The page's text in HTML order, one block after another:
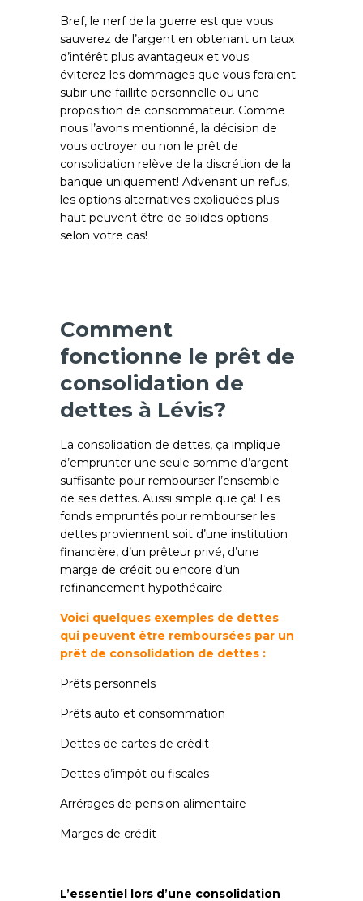
Bref, le nerf de la guerre est que vous
sauverez de l’argent en obtenant un taux
d’intérêt plus avantageux et vous
éviterez les dommages que vous feraient
subir une faillite personnelle ou une
proposition de consommateur. Comme
nous l’avons mentionné, la décision de
vous octroyer ou non le prêt de
consolidation relève de la discrétion de la
banque uniquement! Advenant un refus,
les options alternatives expliquées plus
haut peuvent être de solides options
selon votre cas!
Comment
fonctionne le prêt de
consolidation de
dettes à Lévis?
La consolidation de dettes, ça implique
d’emprunter une seule somme d’argent
suffisante pour rembourser l’ensemble
de ses dettes. Aussi simple que ça! Les
fonds empruntés pour rembourser les
dettes proviennent soit d’une institution
financière, d’un prêteur privé, d’une
marge de crédit ou encore d’un
refinancement hypothécaire.
Voici quelques exemples de dettes
qui peuvent être remboursées par un
prêt de consolidation de dettes :
Prêts personnels
Prêts auto et consommation
Dettes de cartes de crédit
Dettes d’impôt ou fiscales
Arrérages de pension alimentaire
Marges de crédit
L’essentiel lors d’une consolidation